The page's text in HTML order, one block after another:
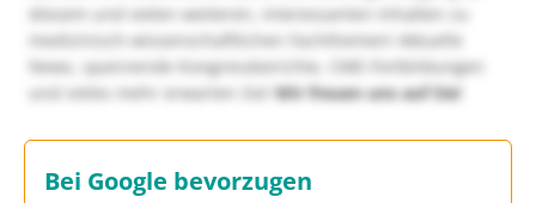
diesem und vielen weiteren, interessanten Inhalten zu
medizinisch-wissenschaftlichen Fachthemen! Aktuelle
News, spannende Kongressberichte, CME-Fortbildungen
und vieles mehr erwarten Sie!Wir freuen uns auf Sie!
Bei Google bevorzugen